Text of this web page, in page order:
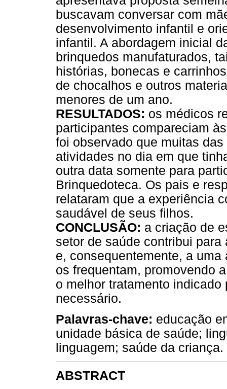
buscavam conversar com
desenvolvimento infantil e
infantil. A abordagem inicial
brinquedos manufaturados,
histórias, bonecas e
de chocalhos e outros
menores de um ano.
RESULTADOS: os médicos
participantes compareciam
foi observado que muitas
atividades no dia em que
outra data somente para
Brinquedoteca. Os pais e
relataram que a experiência
saudável de seus filhos.
CONCLUSÃO: a criação de
setor de saúde contribui
e, consequentemente, a
os frequentam, promovendo
o melhor tratamento
necessário.
Palavras-chave: educação
unidade básica de saúde;
linguagem; saúde da criança.
ABSTRACT